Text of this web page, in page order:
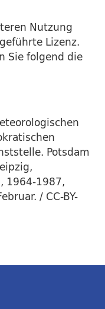
Nutzung
Lizenz.
Sie folgend die
Potsdam
1964-1987,
/ CC-BY-